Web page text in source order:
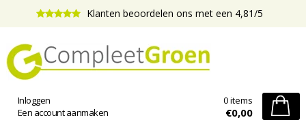
Klanten beoordelen ons met een 4,81/5
Inloggen
Een account aanmaken
0 items
€0,00